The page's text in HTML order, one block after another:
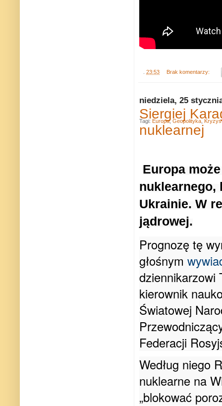
23:53 Brak komentarzy:
niedziela, 25
Siergiej
nuklearnej
Europa
nuklearnego,
Ukrainie. W
jądrowej.
Prognozę tę
głośnym
dziennikarzowi
kierownik
Światowej
Federacji
Według niego
nuklearne na
„blokować
Tagi: Europa, Geopolityka